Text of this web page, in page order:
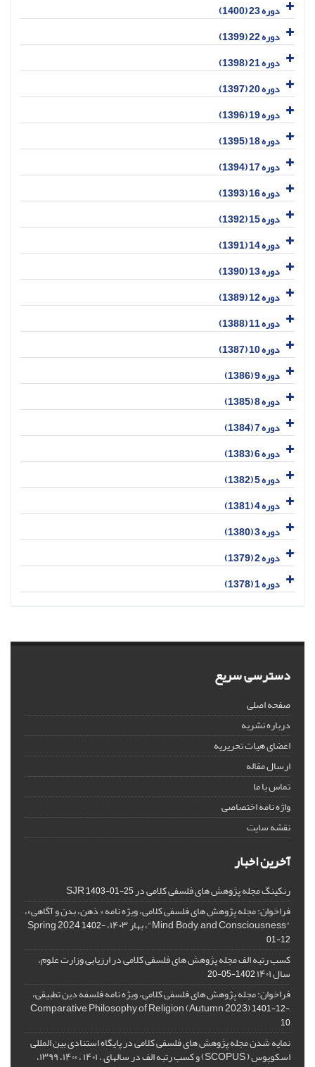
دوره 23 (1400)
دوره 22 (1399)
دوره 21 (1398)
دوره 20 (1397)
دوره 19 (1396)
دوره 18 (1395)
دوره 17 (1394)
دوره 16 (1393)
دوره 15 (1392)
دوره 14 (1391)
دوره 13 (1390)
دوره 12 (1389)
دوره 11 (1388)
دوره 10 (1387)
دوره 9 (1386)
دوره 8 (1385)
دوره 7 (1384)
دوره 6 (1383)
دوره 5 (1382)
دوره 4 (1381)
دوره 3 (1380)
دوره 2 (1379)
دوره 1 (1378)
دسترسی سریع
صفحه اصلی
درباره نشریه
اعضای هیات تحریریه
ارسال مقاله
تماس با ما
واژه نامه اختصاصی
نقشه سایت
آخرین اخبار
رنکینگ مجله پژوهش های فلسفی کلامی در SJR1403-01-25
فراخوان: مجله پژوهش های فلسفی کلامی، ویژه نامه « ذهن، بدن و آگاهی»،
"Mind, Body, and Consciousness"، بهار ۱۴۰۳، Spring 2024
1402-
01-12
کسب رتبه الف مجله پژوهش های فلسفی کلامی در ارزیابی وزارت علوم،
سال ۱۴۰۱ 1402-05-20
فراخوان: مجله پژوهش های فلسفی کلامی، ویژه نامه فلسفه دین تطبیقی،
,Comparative Philosophy of Religion (Autumn 2023)
1401-12-
10
نمایه شدن مجله پژوهش های فلسفی کلامی در پایگاه استنادی بین المللی
اسکوپوس ( SCOPUS) و کسب رتبه الف در سالهای ، ۱۴۰۱ ، ۱۴۰۰، ۱۳۹۹،